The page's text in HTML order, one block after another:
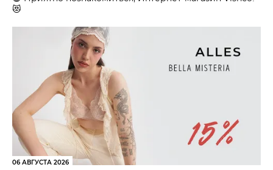
😻
06 АВГУСТА 2026